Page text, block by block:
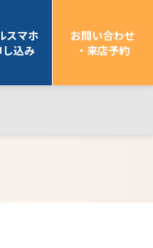
スマホ
し込み
お問い合わせ
・来店予約